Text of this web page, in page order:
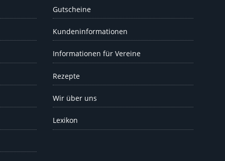
Gutscheine
Kundeninformationen
Informationen für Vereine
Rezepte
Wir über uns
Lexikon